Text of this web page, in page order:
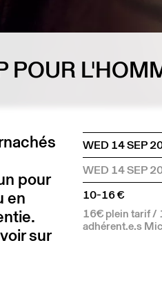
POUR
pour
en
sur
WED 14 SEP
WED 14 SEP
10-16 €
16€ plein tarif / 13€ tarif réduit et 10€
adhérent.e.s